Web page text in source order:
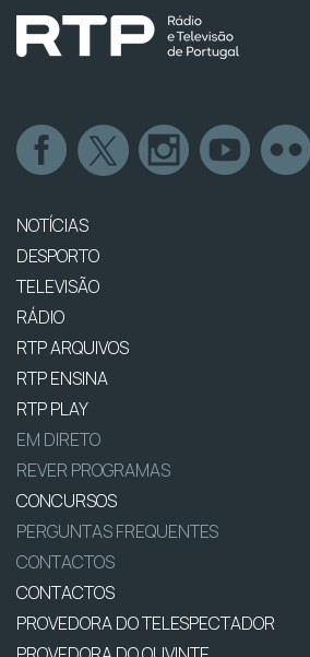
NOTÍCIAS
DESPORTO
TELEVISÃO
RÁDIO
RTP ARQUIVOS
RTP ENSINA
RTP PLAY
EM DIRETO
REVER PROGRAMAS
CONCURSOS
PERGUNTAS FREQUENTES
CONTACTOS
CONTACTOS
PROVEDORA DO TELESPECTADOR